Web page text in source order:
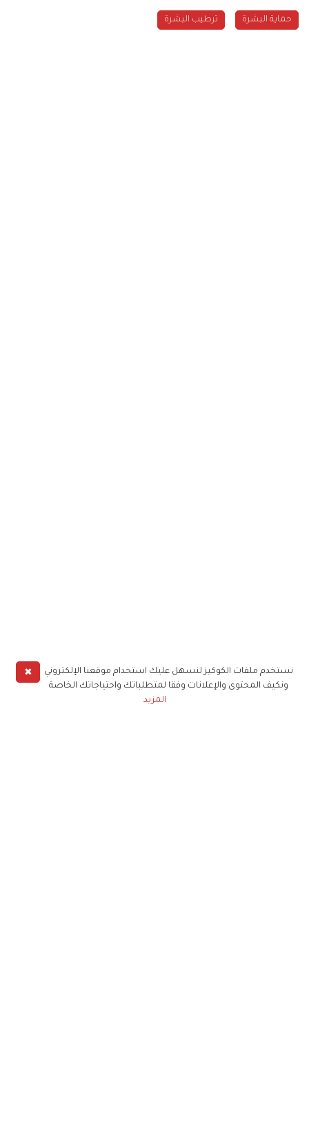
حماية البشرة ترطيب البشرة
✖
نستخدم ملفات الكوكيز لنسهل عليك استخدام موقعنا الإلكتروني
ونكيف المحتوى والإعلانات وفقا لمتطلباتك واحتياجاتك الخاصة
المزيد